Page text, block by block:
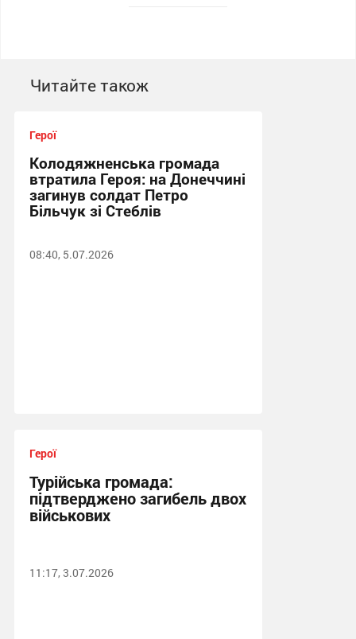
Читайте також
Герої
Колодяжненська громада
втратила Героя: на Донеччині
загинув солдат Петро
Більчук зі Стеблів
08:40, 5.07.2026
Герої
Турійська громада:
підтверджено загибель двох
військових
11:17, 3.07.2026